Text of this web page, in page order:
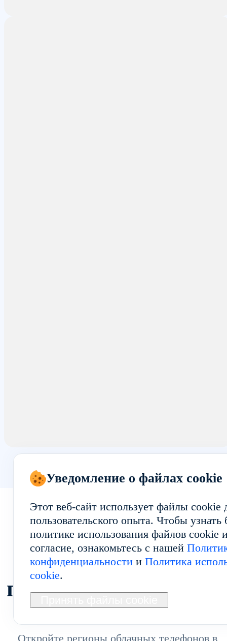
Исследуйте другие
популярные
Откройте регионы облачных телефонов в
Уведомление о файлах cookie
Этот веб-сайт использует файлы cookie
пользовательского опыта. Чтобы
политике использования файлов cookie
согласие, ознакомьтесь с нашей
конфиденциальностии Политика
cookie.